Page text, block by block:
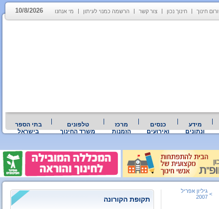
חינוך חינוך נכון צור קשר הרשמה כמנוי לעיתון מי אנחנו 10/8/2026
מידע
ונתונים
כנסים
ואירועים
מרכז
הזמנות
טלפונים
משרד החינוך
בתי הספר
בישראל
> גיליון אפריל
2007
תקופת הקורונה